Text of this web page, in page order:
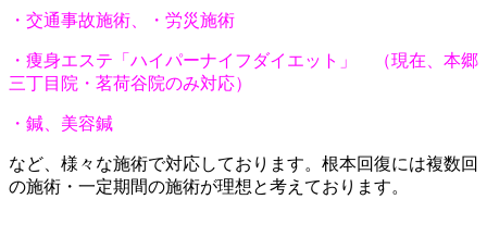
・交通事故施術、・労災施術
・痩身エステ「ハイパーナイフダイエット」 （現在、本郷
三丁目院・茗荷谷院のみ対応）
・鍼、美容鍼
など、様々な施術で対応しております。根本回復には複数回
の施術・一定期間の施術が理想と考えております。